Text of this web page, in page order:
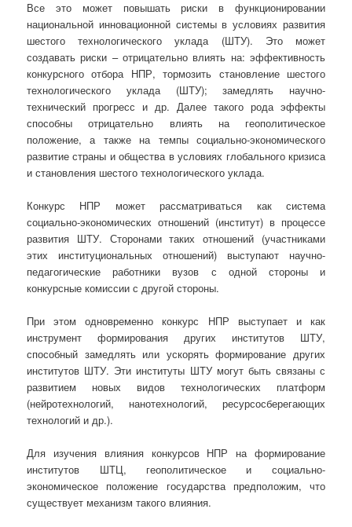
Все это может повышать риски в функционировании
национальной инновационной системы в условиях развития
шестого технологического уклада (ШТУ). Это может
создавать риски – отрицательно влиять на: эффективность
конкурсного отбора НПР, тормозить становление шестого
технологического уклада (ШТУ); замедлять научно-
технический прогресс и др. Далее такого рода эффекты
способны отрицательно влиять на геополитическое
положение, а также на темпы социально-экономического
развитие страны и общества в условиях глобального кризиса
и становления шестого технологического уклада.
Конкурс НПР может рассматриваться как система
социально-экономических отношений (институт) в процессе
развития ШТУ. Сторонами таких отношений (участниками
этих институциональных отношений) выступают научно-
педагогические работники вузов с одной стороны и
конкурсные комиссии с другой стороны.
При этом одновременно конкурс НПР выступает и как
инструмент формирования других институтов ШТУ,
способный замедлять или ускорять формирование других
институтов ШТУ. Эти институты ШТУ могут быть связаны с
развитием новых видов технологических платформ
(нейротехнологий, нанотехнологий, ресурсосберегающих
технологий и др.).
Для изучения влияния конкурсов НПР на формирование
институтов ШТЦ, геополитическое и социально-
экономическое положение государства предположим, что
существует механизм такого влияния.